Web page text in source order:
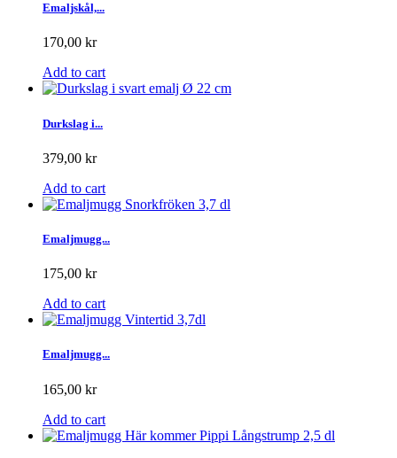
Emaljskål,...
170,00 kr
Add to cart
Durkslag i...
379,00 kr
Add to cart
Emaljmugg...
175,00 kr
Add to cart
Emaljmugg...
165,00 kr
Add to cart